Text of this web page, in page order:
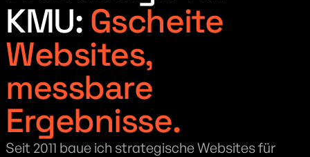
KMU: Gscheite
Websites,
messbare
Ergebnisse.
Seit 2011 baue ich strategische Websites für